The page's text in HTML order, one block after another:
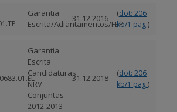
Garantia
Escrita/Adiantamentos/FEP
31.12.2016 (dot: 206
kb/1 pag.)
Garantia
Escrita
Candidaturas
NRV
Conjuntas
2012-2013
31.12.2018 (dot: 206
kb/1 pag.)